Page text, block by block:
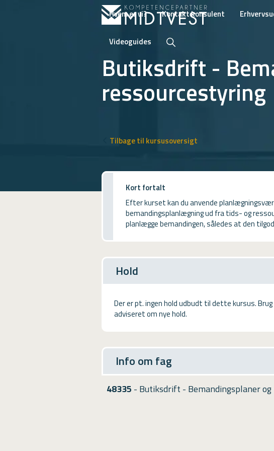
Hvem er vi? Kontakt konsulent
Videoguides
VUF
Butiksdrift -
ressourcestyring
Tilbage til kursusoversigt
Kort fortalt
Efter kurset kan du anvende
bemandingsplanlægning ud fra tids- og
planlægge bemandingen, således at den
Hold
Der er pt. ingen hold udbudt til dette kursus.
adviseret om nye hold.
Info om fag
48335 - Butiksdrift - Bemandingsplaner